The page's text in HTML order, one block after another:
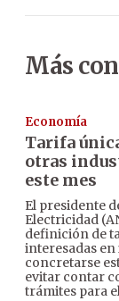
Más
Economía
Tarifa
otras
este mes
El presidente
Electricidad
definición de
interesadas
concretarse
evitar contar
trámites para